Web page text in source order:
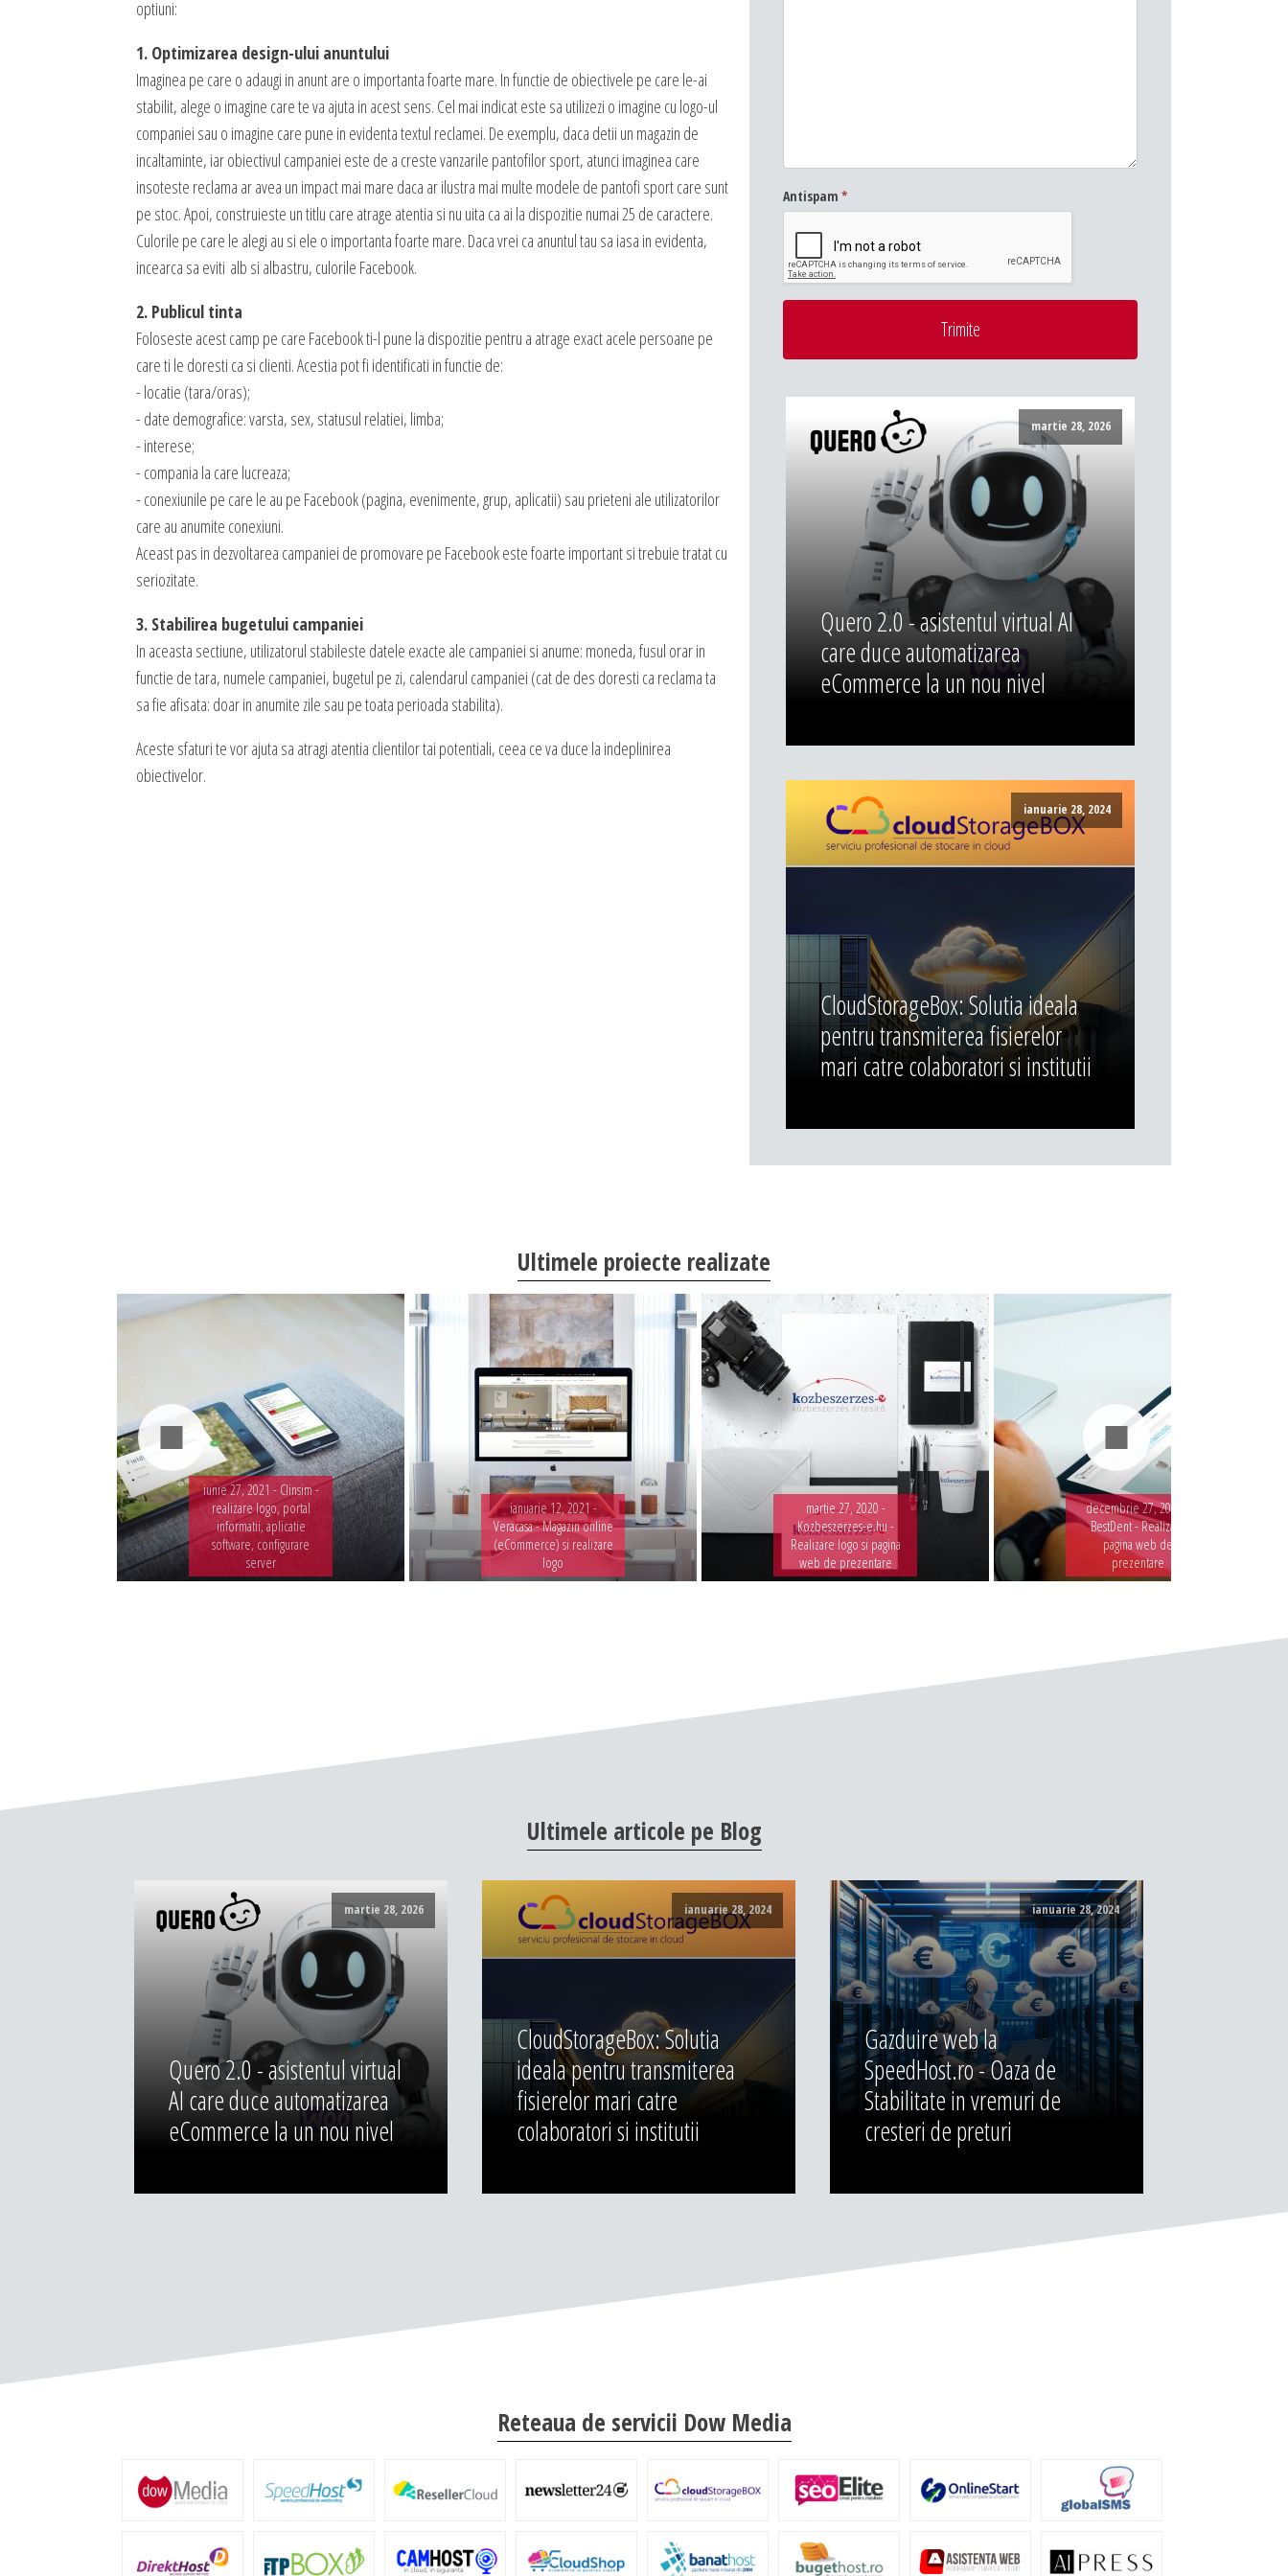
optiuni:
1. Optimizarea design-ului anuntului
Imaginea pe care o adaugi in anunt are o importanta foarte mare. In functie de obiectivele pe care le-ai
stabilit, alege o imagine care te va ajuta in acest sens. Cel mai indicat este sa utilizezi o imagine cu logo-ul
companiei sau o imagine care pune in evidenta textul reclamei. De exemplu, daca detii un magazin de
incaltaminte, iar obiectivul campaniei este de a creste vanzarile pantofilor sport, atunci imaginea care
insoteste reclama ar avea un impact mai mare daca ar ilustra mai multe modele de pantofi sport care sunt
pe stoc. Apoi, construieste un titlu care atrage atentia si nu uita ca ai la dispozitie numai 25 de caractere.
Culorile pe care le alegi au si ele o importanta foarte mare. Daca vrei ca anuntul tau sa iasa in evidenta,
incearca sa eviti alb si albastru, culorile Facebook.
2. Publicul tinta
Foloseste acest camp pe care Facebook ti-l pune la dispozitie pentru a atrage exact acele persoane pe
care ti le doresti ca si clienti. Acestia pot fi identificati in functie de:
- locatie (tara/oras);
- date demografice: varsta, sex, statusul relatiei, limba;
- interese;
- compania la care lucreaza;
- conexiunile pe care le au pe Facebook (pagina, evenimente, grup, aplicatii) sau prieteni ale utilizatorilor
care au anumite conexiuni.
Aceast pas in dezvoltarea campaniei de promovare pe Facebook este foarte important si trebuie tratat cu
seriozitate.
3. Stabilirea bugetului campaniei
In aceasta sectiune, utilizatorul stabileste datele exacte ale campaniei si anume: moneda, fusul orar in
functie de tara, numele campaniei, bugetul pe zi, calendarul campaniei (cat de des doresti ca reclama ta
sa fie afisata: doar in anumite zile sau pe toata perioada stabilita).
Aceste sfaturi te vor ajuta sa atragi atentia clientilor tai potentiali, ceea ce va duce la indeplinirea
obiectivelor.
Antispam *
Trimite
martie 28, 2026
Quero 2.0 - asistentul virtual AI
care duce automatizarea
eCommerce la un nou nivel
ianuarie 28, 2024
CloudStorageBox: Solutia ideala
pentru transmiterea fisierelor
mari catre colaboratori si institutii
Ultimele proiecte realizate
iunie 27, 2021 - Clinsim -
realizare logo, portal
informatii, aplicatie
software, configurare
server
ianuarie 12, 2021 -
Veracasa - Magazin online
(eCommerce) si realizare
logo
martie 27, 2020 -
Kozbeszerzes-e.hu -
Realizare logo si pagina
web de prezentare
decembrie 27, 2019 -
BestDent - Realizare
pagina web de
prezentare
Ultimele articole pe Blog
martie 28, 2026
Quero 2.0 - asistentul virtual
AI care duce automatizarea
eCommerce la un nou nivel
ianuarie 28, 2024
CloudStorageBox: Solutia
ideala pentru transmiterea
fisierelor mari catre
colaboratori si institutii
ianuarie 28, 2024
Gazduire web la
SpeedHost.ro - Oaza de
Stabilitate in vremuri de
cresteri de preturi
Reteaua de servicii Dow Media